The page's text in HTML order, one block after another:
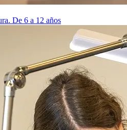
De 6 a 12 años